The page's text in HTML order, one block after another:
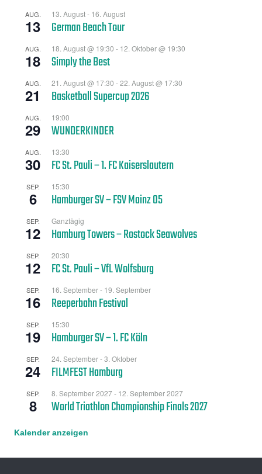
AUG.
13
13. August- 16. August
German Beach Tour
AUG.
18
18. August @ 19:30 - 12. Oktober @ 19:30
Simply the Best
AUG.
21
21. August @ 17:30 -22. August @ 17:30
Basketball Supercup 2026
AUG.
29
19:00
WUNDERKINDER
AUG.
30
13:30
FC St. Pauli – 1. FC Kaiserslautern
SEP.
6
15:30
Hamburger SV – FSV Mainz 05
SEP.
12
Ganztägig
Hamburg Towers – Rostock Seawolves
SEP.
12
20:30
FC St. Pauli – VfL Wolfsburg
SEP.
16
16. September- 19. September
Reeperbahn Festival
SEP.
19
15:30
Hamburger SV – 1. FC Köln
SEP.
24
24. September-3. Oktober
FILMFEST Hamburg
SEP.
8
8. September 2027- 12. September 2027
World Triathlon Championship Finals 2027
Kalender anzeigen